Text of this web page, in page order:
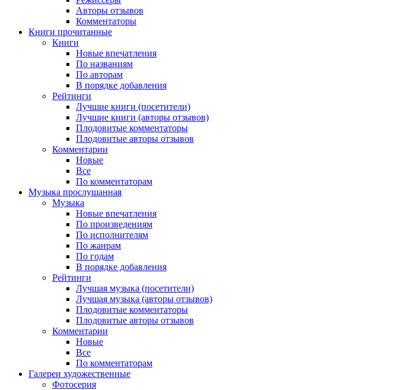
Авторы отзывов
Комментаторы
Книги прочитанные
Книги
Новые впечатления
По названиям
По авторам
В порядке добавления
Рейтинги
Лучшие книги (посетители)
Лучшие книги (авторы отзывов)
Плодовитые комментаторы
Плодовитые авторы отзывов
Комментарии
Новые
Все
По комментаторам
Музыка прослушанная
Музыка
Новые впечатления
По произведениям
По исполнителям
По жанрам
По годам
В порядке добавления
Рейтинги
Лучшая музыка (посетители)
Лучшая музыка (авторы отзывов)
Плодовитые комментаторы
Плодовитые авторы отзывов
Комментарии
Новые
Все
По комментаторам
Галереи художественные
Фотосерия